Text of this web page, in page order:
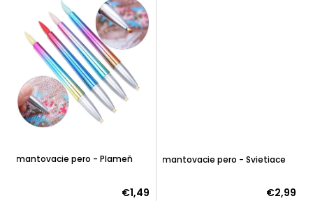
Diamantovacie pero - Plameň
€1,49
Diamantovacie pero - Svietiace
€2,99